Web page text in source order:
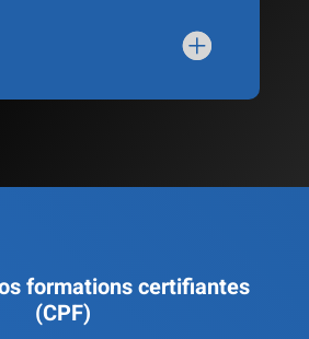
formations certifiantes
(CPF)